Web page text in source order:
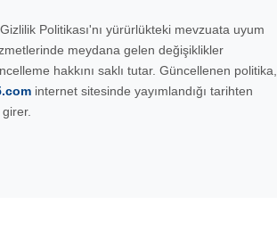
Politikası'nı yürürlükteki mevzuata uyum
meydana gelen değişiklikler
hakkını saklı tutar. Güncellenen politika,
internet sitesinde yayımlandığı tarihten